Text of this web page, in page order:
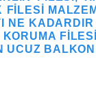
NE KADARDIR
BALKON